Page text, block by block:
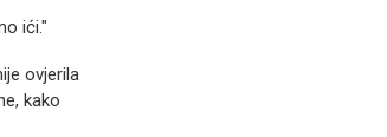
ići."
ovjerila
kako